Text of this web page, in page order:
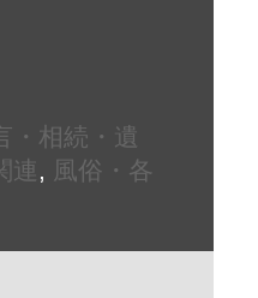
・相続・遺
連 , 風俗・各